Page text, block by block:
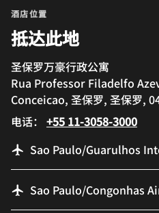
酒店位置
抵达此地
圣保罗万豪行政公寓
Rua Professor Filadelfo
Conceicao, 圣保罗, 圣保罗,
电话： +55 11-3058-3000
Sao Paulo/Guarulhos
Sao Paulo/Congonhas